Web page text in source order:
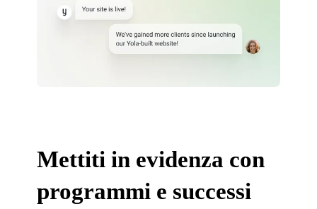
Mettiti in evidenza con
programmi e successi